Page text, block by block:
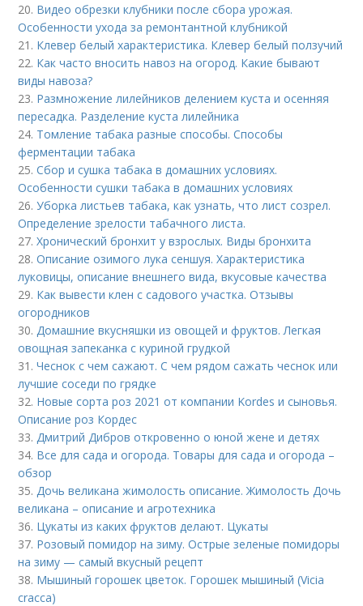
20. Видео обрезки клубники после сбора урожая.
Особенности ухода за ремонтантной клубникой
21. Клевер белый характеристика. Клевер белый ползучий
22. Как часто вносить навоз на огород. Какие бывают
виды навоза?
23. Размножение лилейников делением куста и осенняя
пересадка. Разделение куста лилейника
24. Томление табака разные способы. Способы
ферментации табака
25.Сбор и сушка табака в домашних условиях.
Особенности сушки табака в домашних условиях
26.Уборка листьев табака, как узнать, что лист созрел.
Определение зрелости табачного листа.
27.Хронический бронхит у взрослых. Виды бронхита
28.Описание озимого лука сеншуя. Характеристика
луковицы, описание внешнего вида, вкусовые качества
29. Как вывести клен с садового участка. Отзывы
огородников
30.Домашние вкусняшки из овощей и фруктов. Легкая
овощная запеканка с куриной грудкой
31.Чеснок с чем сажают. С чем рядом сажать чеснок или
лучшие соседи по грядке
32. Новые сорта роз 2021 от компании Kordes и сыновья.
Описание роз Кордес
33.Дмитрий Дибров откровенно о юной жене и детях
34. Все для сада и огорода. Товары для сада и огорода –
обзор
35.Дочь великана жимолость описание. Жимолость Дочь
великана – описание и агротехника
36. Цукаты из каких фруктов делают. Цукаты
37. Розовый помидор на зиму. Острые зеленые помидоры
на зиму — самый вкусный рецепт
38. Мышиный горошек цветок. Горошек мышиный (Vicia
cracca)